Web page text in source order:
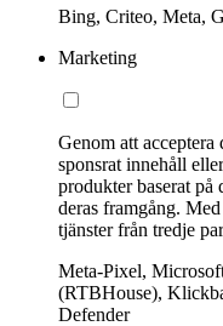
Bing, Criteo, Meta,
Marketing
Genom att acceptera
sponsrat innehåll
produkter baserat på
deras framgång.
tjänster från tredje
Meta-Pixel,
(RTBHouse),
Defender